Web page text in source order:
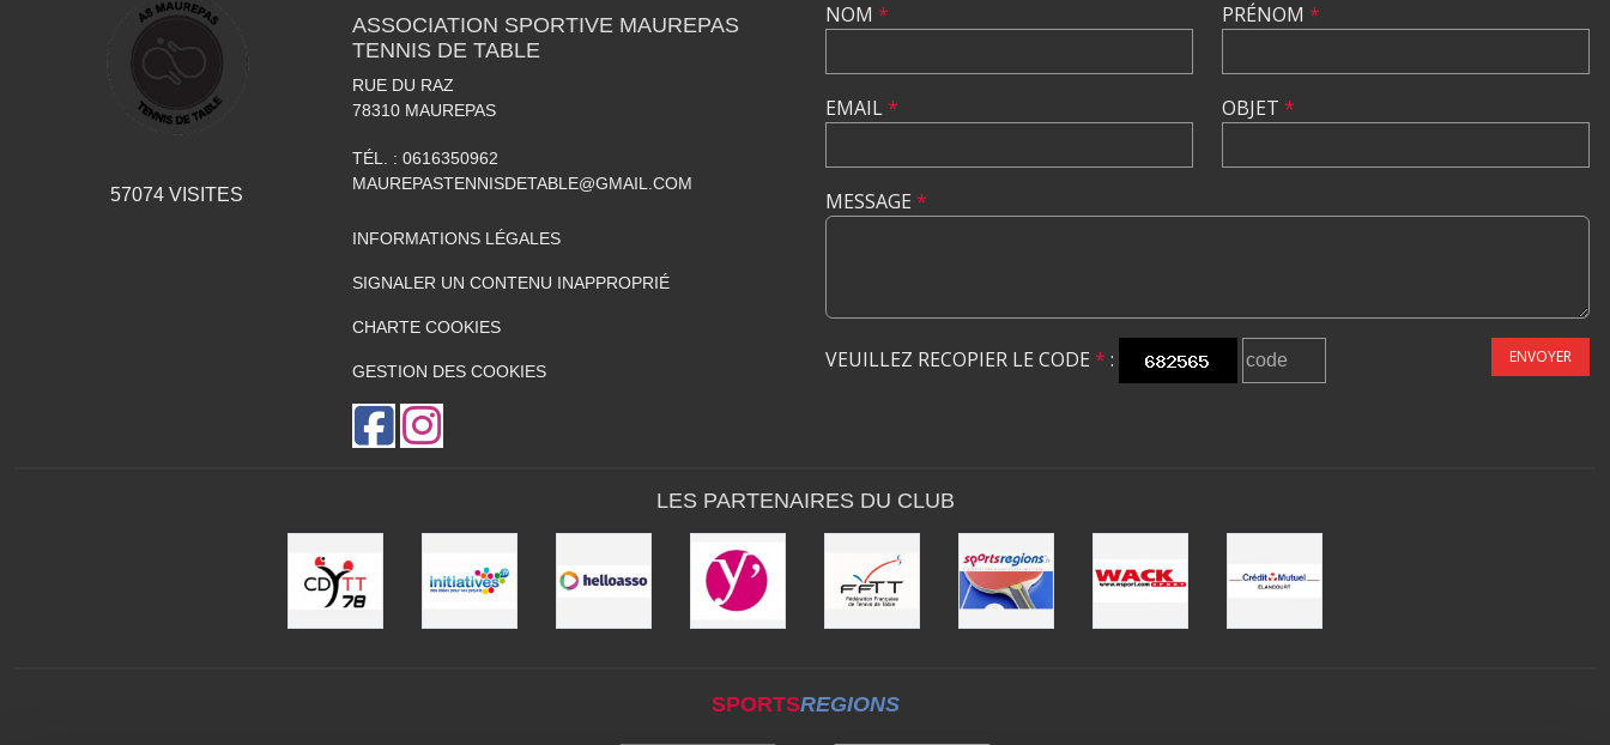
57074VISITES
ASSOCIATION SPORTIVE MAUREPAS
TENNIS DE TABLE
RUE DU RAZ
78310 MAUREPAS
TÉL. : 0616350962
MAUREPASTENNISDETABLE@GMAIL.COM
INFORMATIONS LÉGALES
SIGNALER UN CONTENU INAPPROPRIÉ
CHARTE COOKIES
GESTION DES COOKIES
NOM *
EMAIL*
PRÉNOM *
OBJET *
MESSAGE *
VEUILLEZ RECOPIER LE CODE * : ENVOYER
LES PARTENAIRES DU CLUB
SPORTSREGIONS